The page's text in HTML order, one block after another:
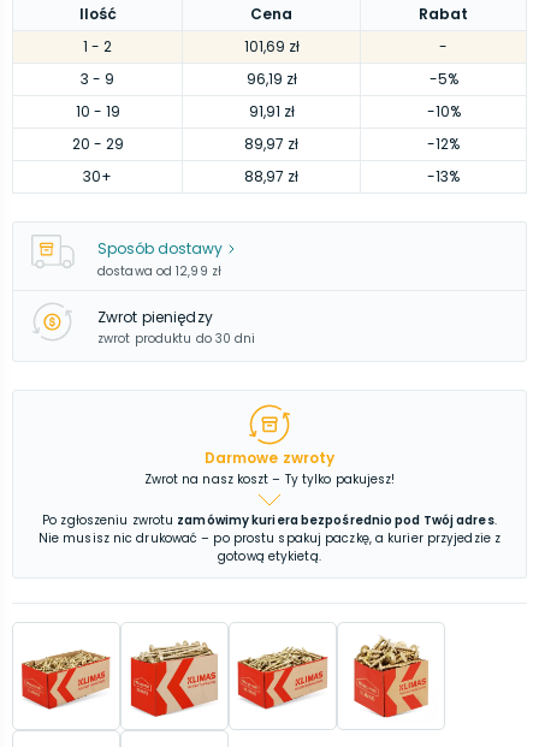
Ilość Cena
Rabat
1 - 2 101,69 zł
-
3 - 9 96,19 zł
-5%
10 - 19 91,91 zł
-10%
20 - 29 89,97 zł
-12%
30+ 88,97 zł -13%
Sposób dostawy
dostawa od 12,99 zł
Zwrot pieniędzy
zwrot produktu do 30 dni
Darmowe zwroty
Zwrot na nasz koszt – Ty tylko pakujesz!
Po zgłoszeniu zwrotu zamówimy kuriera bezpośrednio pod Twój adres.
Nie musisz nic drukować – po prostu spakuj paczkę, a kurier przyjedzie z
gotową etykietą.